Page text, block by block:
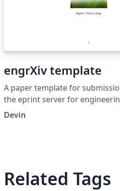
engrXiv template
A paper template for
the eprint server for
Devin
Related Tags